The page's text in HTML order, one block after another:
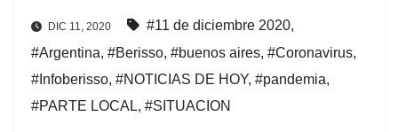
DIC 11, 2020 #11 de diciembre 2020,
#Argentina, #Berisso, #buenos aires, #Coronavirus,
#Infoberisso, #NOTICIAS DE HOY, #pandemia,
#PARTE LOCAL, #SITUACION